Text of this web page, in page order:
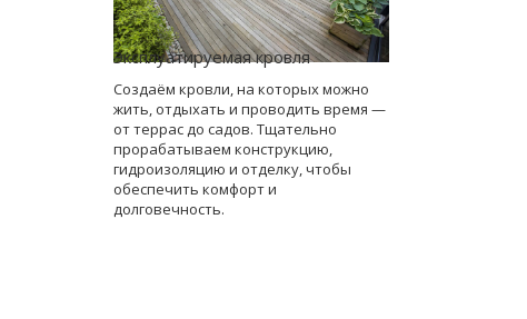
Эксплуатируемая кровля
Создаём кровли, на которых можно
жить, отдыхать и проводить время —
от террас до садов. Тщательно
прорабатываем конструкцию,
гидроизоляцию и отделку, чтобы
обеспечить комфорт и
долговечность.